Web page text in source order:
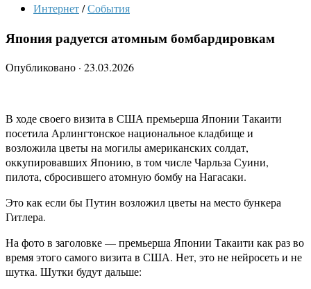
Интернет/События
Япония радуется атомным бомбардировкам
Опубликовано · 23.03.2026
В ходе своего визита в США премьерша Японии Такаити
посетила Арлингтонское национальное кладбище и
возложила цветы на могилы американских солдат,
оккупировавших Японию, в том числе Чарльза Суини,
пилота, сбросившего атомную бомбу на Нагасаки.
Это как если бы Путин возложил цветы на место бункера
Гитлера.
На фото в заголовке — премьерша Японии Такаити как раз во
время этого самого визита в США. Нет, это не нейросеть и не
шутка. Шутки будут дальше: